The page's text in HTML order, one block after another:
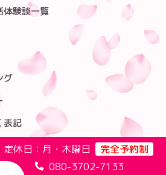
体験談一覧
グ
表記
休日：月・木曜日 完全予約制
080-3702-7133